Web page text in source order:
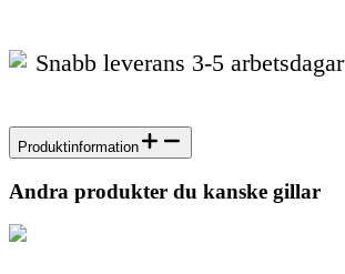
Snabb leverans 3-5 arbetsdagar
Produktinformation
Andra produkter du kanske gillar